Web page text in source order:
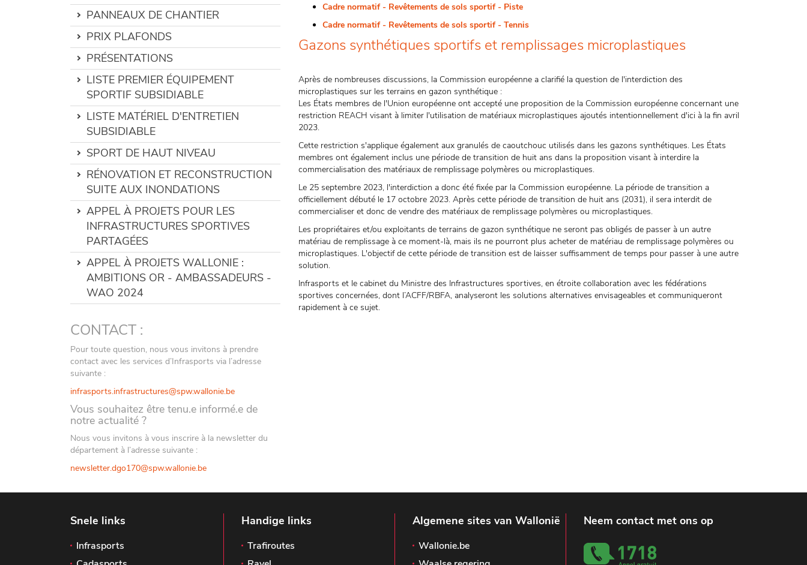
PANNEAUX DE CHANTIER
PRIX PLAFONDS
PRÉSENTATIONS
LISTE PREMIER ÉQUIPEMENT
SPORTIF SUBSIDIABLE
LISTE MATÉRIEL D'ENTRETIEN
SUBSIDIABLE
SPORT DE HAUT NIVEAU
RÉNOVATION ET RECONSTRUCTION
SUITE AUX INONDATIONS
APPEL À PROJETS POUR LES
INFRASTRUCTURES SPORTIVES
PARTAGÉES
APPEL À PROJETS WALLONIE :
AMBITIONS OR - AMBASSADEURS -
WAO 2024
CONTACT :
Pour toute question, nous vous invitons à prendre
contact avec les services d’Infrasports via l’adresse
suivante :
infrasports.infrastructures@spw.wallonie.be
Vous souhaitez être tenu.e informé.e de
notre actualité ?
Nous vous invitons à vous inscrire à la newsletter du
département à l’adresse suivante :
newsletter.dgo170@spw.wallonie.be
Cadre normatif - Revêtements de sols sportif - Piste
Cadre normatif - Revêtements de sols sportif - Tennis
Gazons synthétiques sportifs et remplissages microplastiques
Après de nombreuses discussions, la Commission européenne a clarifié la question de l'interdiction des
microplastiques sur les terrains en gazon synthétique :
Les États membres de l'Union européenne ont accepté une proposition de la Commission européenne concernant une
restriction REACH visant à limiter l'utilisation de matériaux microplastiques ajoutés intentionnellement d'ici à la fin avril
2023.
Cette restriction s'applique également aux granulés de caoutchouc utilisés dans les gazons synthétiques. Les États
membres ont également inclus une période de transition de huit ans dans la proposition visant à interdire la
commercialisation des matériaux de remplissage polymères ou microplastiques.
Le 25 septembre 2023, l'interdiction a donc été fixée par la Commission européenne. La période de transition a
officiellement débuté le 17 octobre 2023. Après cette période de transition de huit ans (2031), il sera interdit de
commercialiser et donc de vendre des matériaux de remplissage polymères ou microplastiques.
Les propriétaires et/ou exploitants de terrains de gazon synthétique ne seront pas obligés de passer à un autre
matériau de remplissage à ce moment-là, mais ils ne pourront plus acheter de matériau de remplissage polymères ou
microplastiques. L'objectif de cette période de transition est de laisser suffisamment de temps pour passer à une autre
solution.
Infrasports et le cabinet du Ministre des Infrastructures sportives, en étroite collaboration avec les fédérations
sportives concernées, dont l’ACFF/RBFA, analyseront les solutions alternatives envisageables et communiqueront
rapidement à ce sujet.
Snele links
Infrasports
Handige links
Trafiroutes
Algemene sites van Wallonië
Wallonie.be
Neem contact met ons op